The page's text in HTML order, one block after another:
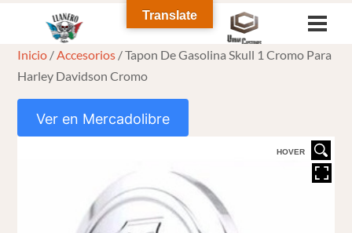
content
Inicio /Accesorios / Tapon De Gasolina Skull 1 Cromo Para
Harley Davidson Cromo
Ver en Mercadolibre
HOVER
Translate